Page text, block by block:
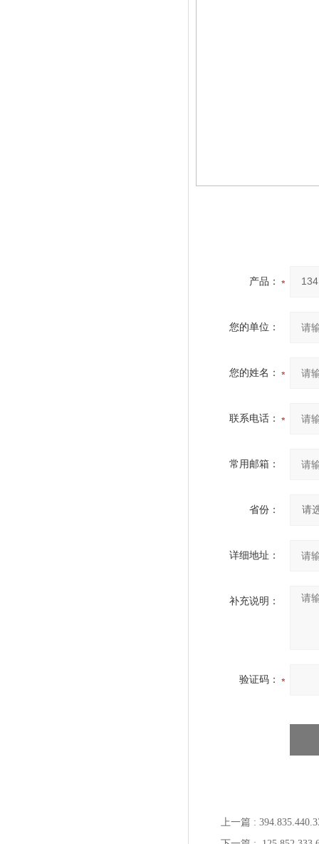
产品：
您的单位：
您的姓名：
联系电话：
常用邮箱：
省份：
详细地址：
补充说明：
验证码：
上一篇 :